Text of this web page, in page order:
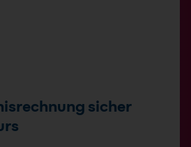
sicher